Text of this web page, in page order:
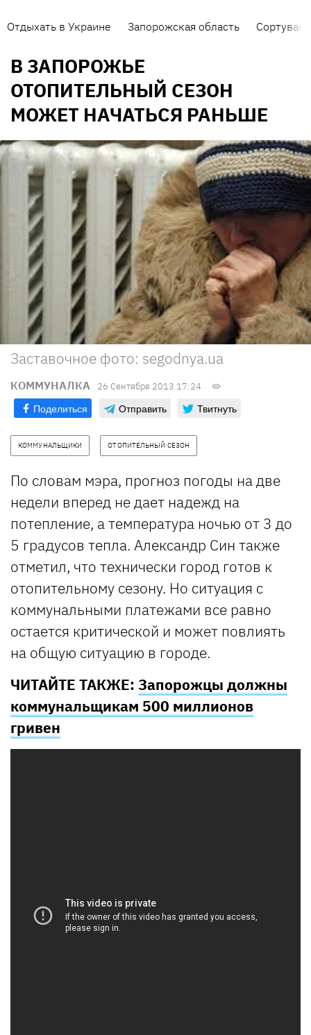
Отдыхать в Украине Запорожская область
В ЗАПОРОЖЬЕ
ОТОПИТЕЛЬНЫЙ СЕЗОН
МОЖЕТ НАЧАТЬСЯ РАНЬШЕ
Заставочное фото: segodnya.ua
КОММУНАЛКА 26 Сентября 2013 17:24
Поделиться Отправить Твитнуть
КОММУНАЛЬЩИКИ ОТОПИТЕЛЬНЫЙ СЕЗОН
По словам мэра, прогноз погоды на две
недели вперед не дает надежд на
потепление, а температура ночью от 3 до
5 градусов тепла. Александр Син также
отметил, что технически город готов к
отопительному сезону. Но ситуация с
коммунальными платежами все равно
остается критической и может повлиять
на общую ситуацию в городе.
ЧИТАЙТЕ ТАКЖЕ: Запорожцы должны
коммунальщикам 500 миллионов
гривен